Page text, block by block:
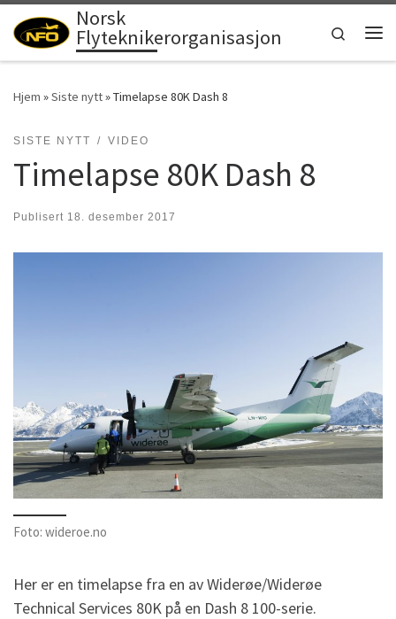
Skip to content
Norsk
Flyteknikerorganisasjon
Search
Hjem »Siste nytt»Timelapse 80K Dash 8
SISTE NYTT VIDEO
Timelapse 80K Dash 8
Publisert 18. desember 2017
Foto: wideroe.no
Her er en timelapse fra en av Widerøe/Widerøe
Technical Services 80K på en Dash 8 100-serie.